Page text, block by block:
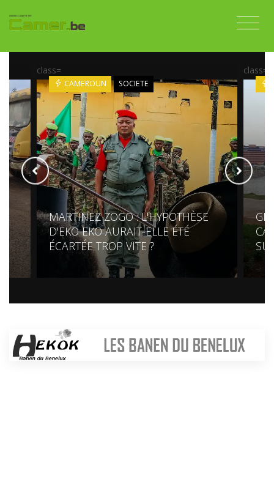
class=
CAMEROUN SOCIETE
MARTINEZ ZOGO : L'HYPOTHÈSE
D'EKO EKO AURAIT-ELLE ÉTÉ
ÉCARTÉE TROP VITE ?
class=